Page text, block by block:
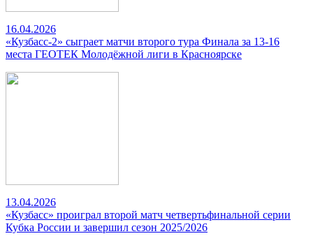
16.04.2026
«Кузбасс-2» сыграет матчи второго тура Финала за 13-16
места ГЕОТЕК Молодёжной лиги в Красноярске
13.04.2026
«Кузбасс» проиграл второй матч четвертьфинальной серии
Кубка России и завершил сезон 2025/2026